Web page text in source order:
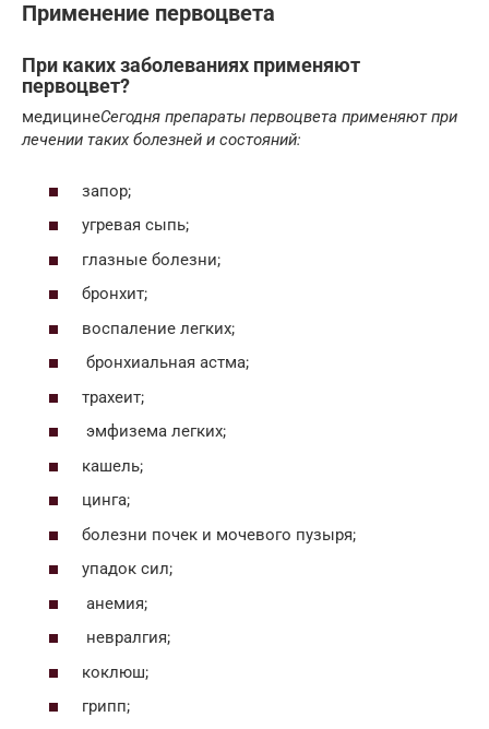
Применение первоцвета
При каких заболеваниях применяют
первоцвет?
медицинеСегодня препараты первоцвета применяют при
лечении таких болезней и состояний:
запор;
угревая сыпь;
глазные болезни;
бронхит;
воспаление легких;
бронхиальная астма;
трахеит;
эмфизема легких;
кашель;
цинга;
болезни почек и мочевого пузыря;
упадок сил;
анемия;
невралгия;
коклюш;
грипп;